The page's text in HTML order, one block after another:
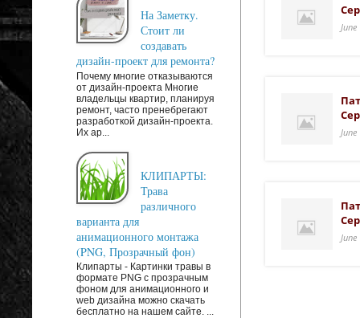
На Заметку.
Стоит ли
создавать
дизайн-проект для ремонта?
Почему многие отказываются
от дизайн-проекта Многие
владельцы квартир, планируя
ремонт, часто пренебрегают
разработкой дизайн-проекта.
Их ар...
КЛИПАРТЫ:
Трава
различного
варианта для
анимационного монтажа
(PNG, Прозрачный фон)
Клипарты - Картинки травы в
формате PNG с прозрачным
фоном для анимационного и
web дизайна можно скачать
бесплатно на нашем сайте. ...